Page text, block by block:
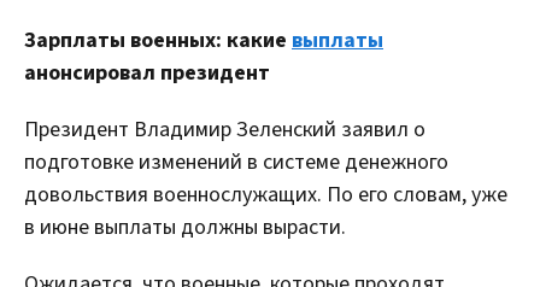
Зарплаты военных: какие выплаты
анонсировал президент
Президент Владимир Зеленский заявил о
подготовке изменений в системе денежного
довольствия военнослужащих. По его словам, уже
в июне выплаты должны вырасти.